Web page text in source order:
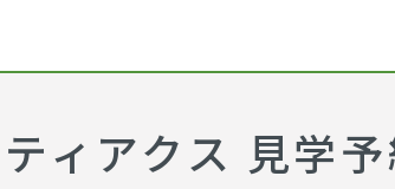
ィアクス 見学